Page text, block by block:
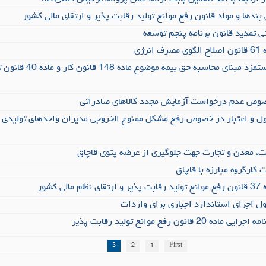
بندها و مواد قانون رفع موانع تولید رقابت پذیر و ارتقای مالی کشور
تمدید قانون برنامه پنجم توسعه
حق بیمه موضوع ماده 148 قانون کار و ماده 40 قانون تأمین اجتماعی
عدم درخواست آزمایش مجدد کالاهای صادراتی
و اعتبار در خصوص رفع مشکل ممنوع الخروجی مدیران واحدهای تولیدی و
معدن و تجارت جهت جلوگیری از عرضه پتوی قاچاق
مبارزه با قاچاق
اجرای استاندارد اجباری برای واردات
رفع موانع تولید رقابت پذیر
First
1
2
3